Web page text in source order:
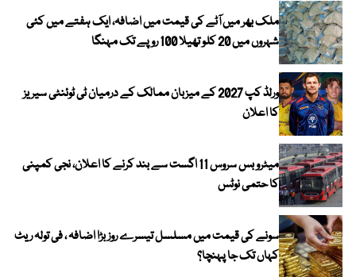
ملک بھر میں آٹے کی قیمت میں اضافہ، ایک ہفتے میں کئی
شہروں میں 20 کلو تھیلا 100 روپے تک مہنگا
ورلڈ کپ 2027 کے میزبان ممالک کے درمیان ٹی ٹوئنٹی سیریز
کا اعلان
میٹرو بس سروس 11 اگست سے بند کرنے کا اعلان، نجی کمپنی
کا حتمی نوٹس
سونے کی قیمت میں مسلسل تیسرے روز بڑا اضافہ ، فی تولہ ریٹ
کہاں تک جا پہنچا؟